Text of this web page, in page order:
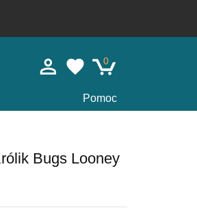
0
Pomoc
Bugs Looney